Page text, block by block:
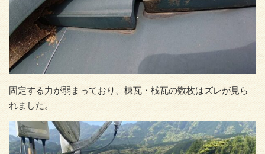
固定する力が弱まっており、棟瓦・桟瓦の数枚はズレが見ら
れました。